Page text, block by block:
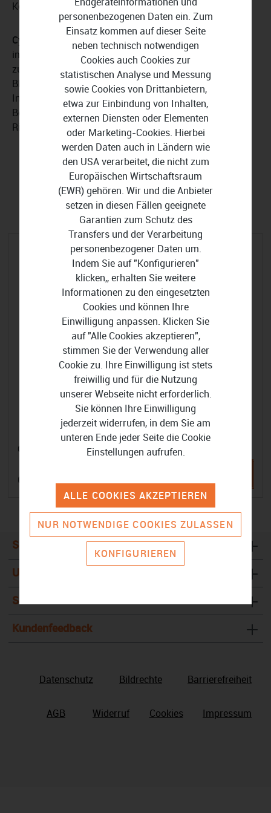
Kontrolle über virtuelle private Netzwerke.
Cyber Shield
: Eine integrierte Sicherheitsfunktion
innerhalb von CloudConnexa, die den Netzwerkzugriff
zusätzlich schützt. Durch die Überwachung und
Blockierung von Domains anhand definierter
Inhaltskategorien erkennt Cyber Shield potenzielle
Bedrohungen frühzeitig und trägt dazu bei, Zero-Trust-
Richtlinien noch konsequenter durchzusetzen.
FILTER EINBLENDEN
OpenVPN
6,60 €
Sicher Bezahlen
Unternehmen
Service & Kontakt
Kundenfeedback
Datenschutz Bildrechte Barrierefreiheit
AGB Widerruf Cookies Impressum
personenbezogenen Daten ein. Zum
Einsatz kommen auf dieser Seite
neben technisch notwendigen
Cookies auch Cookies zur
statistischen Analyse und Messung
sowie Cookies von Drittanbietern,
etwa zur Einbindung von Inhalten,
externen Diensten oder Elementen
oder Marketing-Cookies. Hierbei
werden Daten auch in Ländern wie
den USA verarbeitet, die nicht zum
Europäischen Wirtschaftsraum
(EWR) gehören. Wir und die Anbieter
setzen in diesen Fällen geeignete
Garantien zum Schutz des
Transfers und der Verarbeitung
personenbezogener Daten um.
Indem Sie auf "Konfigurieren"
klicken,, erhalten Sie weitere
Informationen zu den eingesetzten
Cookies und können Ihre
Einwilligung anpassen. Klicken Sie
auf "Alle Cookies akzeptieren",
stimmen Sie der Verwendung aller
Cookie zu. Ihre Einwilligung ist stets
freiwillig und für die Nutzung
unserer Webseite nicht erforderlich.
Sie können Ihre Einwilligung
jederzeit widerrufen, in dem Sie am
unteren Ende jeder Seite die Cookie
Einstellungen aufrufen.
NUR NOTWENDIGE COOKIES ZULASSEN
KONFIGURIEREN
ALLE COOKIES AKZEPTIEREN